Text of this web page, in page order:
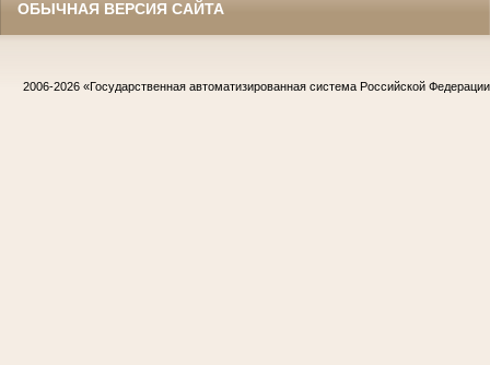
ОБЫЧНАЯ ВЕРСИЯ САЙТА
2006-2026 «Государственная автоматизированная система Российской